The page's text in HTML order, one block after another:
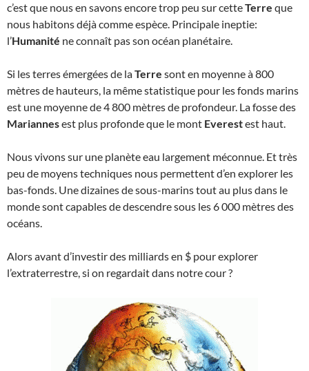
c’est que nous en savons encore trop peu sur cetteTerre que
nous habitons déjà comme espèce. Principale ineptie:
l’Humanité ne connaît pas son océan planétaire.
Si les terres émergées de laTerre sont en moyenne à 800
mètres de hauteurs, la même statistique pour les fonds marins
est une moyenne de 4 800 mètres de profondeur. La fosse des
Mariannesest plus profonde que le mont Everestest haut.
Nous vivons sur une planète eau largement méconnue. Et très
peu de moyens techniques nous permettent d’en explorer les
bas-fonds. Une dizaines de sous-marins tout au plus dans le
monde sont capables de descendre sous les 6 000 mètres des
océans.
Alors avant d’investir des milliards en $ pour explorer
l’extraterrestre, si on regardait dans notre cour ?